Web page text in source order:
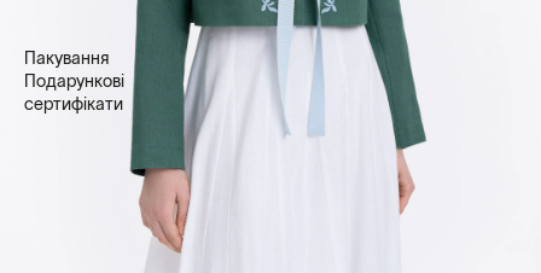
Пакування
Подарункові
сертифікати